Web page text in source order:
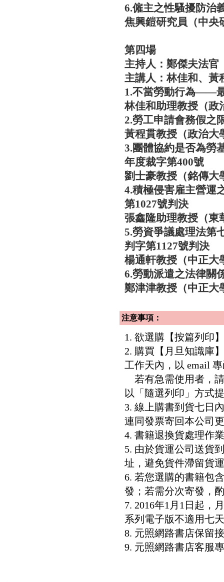
6.僱主之性騷擾防治
焦興鎧研究員（中央
第四場
主持人：鄭傑夫法官
主講人：林佳和、黃
1.不當勞動行為——
林佳和助理教授（政
2.勞工申請會務假之
黃程貫教授（政治大
3.團體協約是否為勞
年度裁字第400號
劉士豪教授（銘傳大
4.積極侵害雇主營運
第1027號判決
張鑫隆助理教授（東
5.勞資爭議處理法第
判字第1127號判決
楊通軒教授（中正大
6.勞動派遣之法律關
鄭津津教授（中正大
注意事項：
1. 欲選購【按篇列印
2. 購買【月旦知識庫
工作天內，以 email
若有急需使用者，請
以「隨選列印」方式
3. 線上購書到貨七日
連同發票寄回本公司
4. 書籍退換貨處理作
5. 由於貨運公司送貨
址，避免貨件滯留貨
6. 若您選購的書籍包
發；若需分次寄發，
7. 2016年1月1日起，
系列電子版不適用七
8. 元照網路書店保留
9. 元照網路書店客服